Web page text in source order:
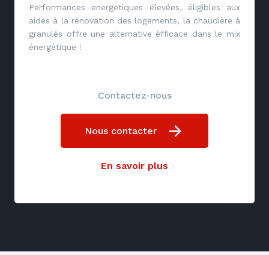
Performances energétiques élevées, éligibles aux
aides à la rénovation des logements, la chaudière à
granulés offre une alternative éfficace dans le mix
énergétique !
Contactez-nous
Nous contacter
En savoir plus